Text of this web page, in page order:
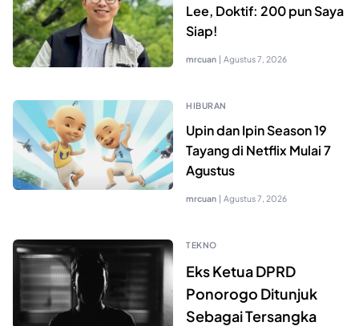
Lee, Doktif: 200 pun Saya
Siap!
mrcuan | Agustus 7, 2026
HIBURAN
Upin dan Ipin Season 19
Tayang di Netflix Mulai 7
Agustus
mrcuan | Agustus 7, 2026
TEKNO
Eks Ketua DPRD
Ponorogo Ditunjuk
Sebagai Tersangka